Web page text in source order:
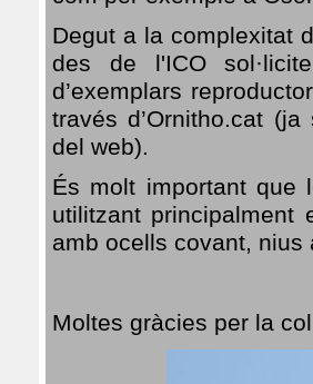
Degut a la complexitat
des de l'ICO
d’exemplars
través d’Ornitho.cat
del web).
És molt important que
utilitzant
amb ocells covant,
Moltes gràcies per la